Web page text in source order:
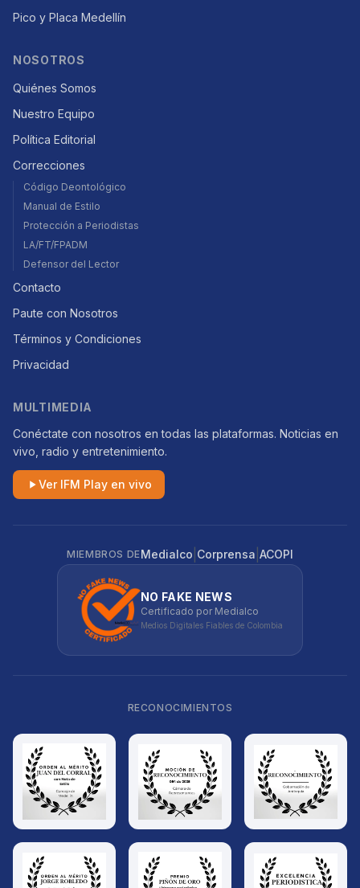
Pico y Placa Medellín
NOSOTROS
Quiénes Somos
Nuestro Equipo
Política Editorial
Correcciones
Código Deontológico
Manual de Estilo
Protección a Periodistas
LA/FT/FPADM
Defensor del Lector
Contacto
Paute con Nosotros
Términos y Condiciones
Privacidad
MULTIMEDIA
Conéctate con nosotros en todas las plataformas. Noticias en
vivo, radio y entretenimiento.
Ver IFM Play en vivo
MIEMBROS DEMedialco Corprensa ACOPI
NO FAKE NEWS
Certificado por Medialco
Medios Digitales Fiables de Colombia
RECONOCIMIENTOS